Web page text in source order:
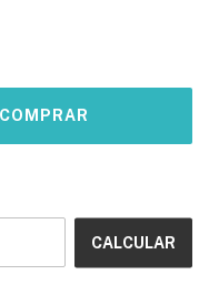
CALCULAR